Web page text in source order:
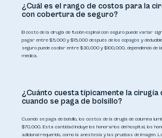
¿Cuál es el rango de costos para la
con cobertura de seguro?
El costo de la cirugía de fusión espinal con seguro puede variar
pagar entre $5,000 y $15,000 después de los copagos y
seguro puede oscilar entre $30,000 y $100,000, dependiendo de
médica.
¿Cuánto cuesta típicamente la cirugía
cuando se paga de bolsillo?
Cuando se paga de bolsillo, los costos de la cirugía de columna
$70,000. Esta cantidad incluye los honorarios del hospital, los
adicional requerido, como la anestesia y las pruebas de imagen.